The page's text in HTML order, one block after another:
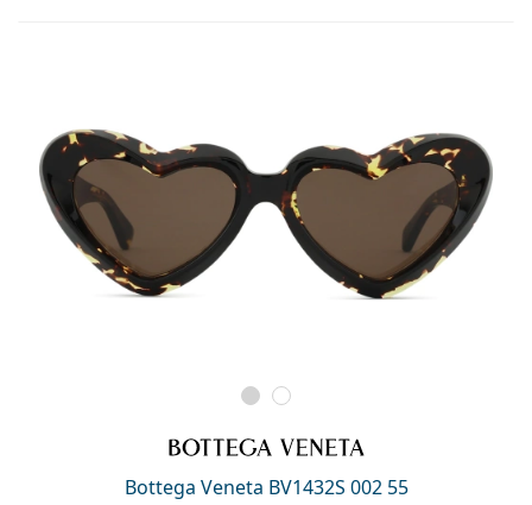
Bottega Veneta BV1432S 002 55